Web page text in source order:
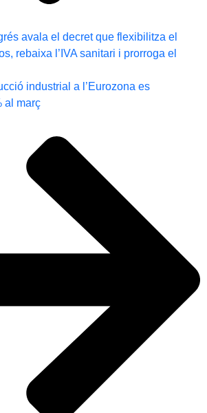
avala el decret que flexibilitza el
rebaixa l’IVA sanitari i prorroga el
industrial a l’Eurozona es
al març